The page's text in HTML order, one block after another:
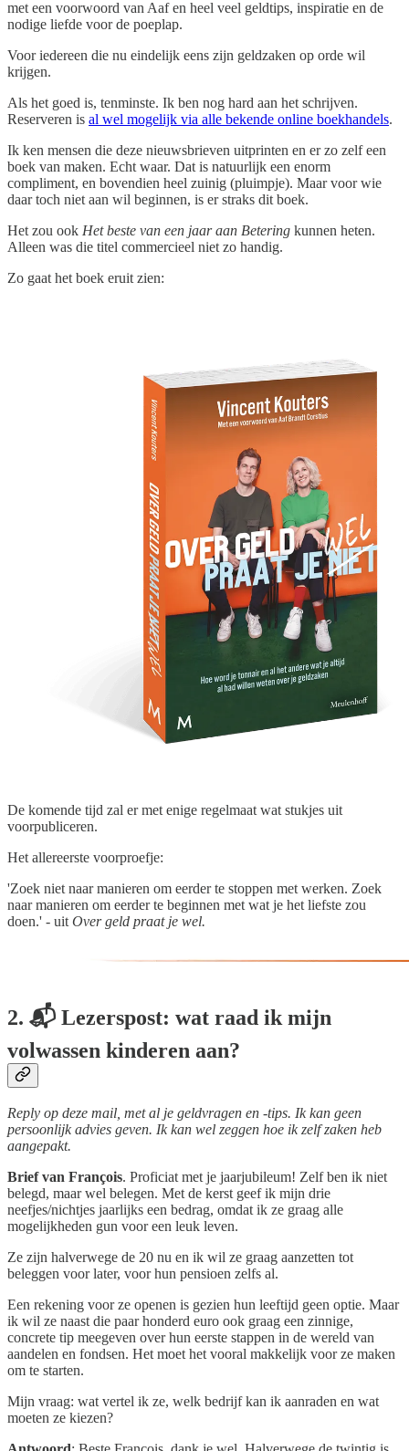
met een voorwoord van Aaf en heel veel geldtips, inspiratie en de
nodige liefde voor de poeplap.
Voor iedereen die nu eindelijk eens zijn geldzaken op orde wil
krijgen.
Als het goed is, tenminste. Ik ben nog hard aan het schrijven.
Reserveren is al wel mogelijk via alle bekende online boekhandels.
Ik ken mensen die deze nieuwsbrieven uitprinten en er zo zelf een
boek van maken. Echt waar. Dat is natuurlijk een enorm
compliment, en bovendien heel zuinig (pluimpje). Maar voor wie
daar toch niet aan wil beginnen, is er straks dit boek.
Het zou ook Het beste van een jaar aan Betering kunnen heten.
Alleen was die titel commercieel niet zo handig.
Zo gaat het boek eruit zien:
De komende tijd zal er met enige regelmaat wat stukjes uit
voorpubliceren.
Het allereerste voorproefje:
'Zoek niet naar manieren om eerder te stoppen met werken. Zoek
naar manieren om eerder te beginnen met wat je het liefste zou
doen.' - uit Over geld praat je wel.
2. 📬 Lezerspost: wat raad ik mijn
volwassen kinderen aan?
Reply op deze mail, met al je geldvragen en -tips. Ik kan geen
persoonlijk advies geven. Ik kan wel zeggen hoe ik zelf zaken heb
aangepakt.
Brief van François. Proficiat met je jaarjubileum! Zelf ben ik niet
belegd, maar wel belegen. Met de kerst geef ik mijn drie
neefjes/nichtjes jaarlijks een bedrag, omdat ik ze graag alle
mogelijkheden gun voor een leuk leven.
Ze zijn halverwege de 20 nu en ik wil ze graag aanzetten tot
beleggen voor later, voor hun pensioen zelfs al.
Een rekening voor ze openen is gezien hun leeftijd geen optie. Maar
ik wil ze naast die paar honderd euro ook graag een zinnige,
concrete tip meegeven over hun eerste stappen in de wereld van
aandelen en fondsen. Het moet het vooral makkelijk voor ze maken
om te starten.
Mijn vraag: wat vertel ik ze, welk bedrijf kan ik aanraden en wat
moeten ze kiezen?